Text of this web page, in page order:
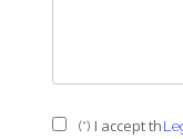
(*) I accept the